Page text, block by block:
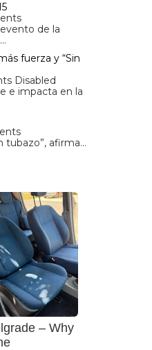
de la
fuerza y “Sin
Disabled
e impacta en la
tubazo”, afirma…
– Why